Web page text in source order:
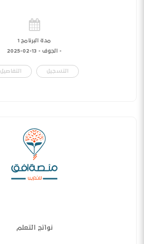
مدة البرنامج 1
- الجوف - 13-02-2025
التسجيل التفاصيل
نواتج التعلم